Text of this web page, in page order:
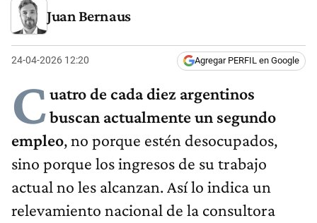
Juan Bernaus
24-04-2026 12:20 Agregar PERFIL en Google
Cuatro de cada diez argentinos
buscan actualmente un segundo
empleo, no porque estén desocupados,
sino porque los ingresos de su trabajo
actual no les alcanzan. Así lo indica un
relevamiento nacional de la consultora